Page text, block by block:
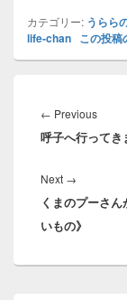
カテゴリー: うらら
life-chan この投稿
稿
ナ
ゲ
ー
シ
ョ
← Previous
post:
呼子へ行ってき
Next →
post:
くまのプーさ
いもの》